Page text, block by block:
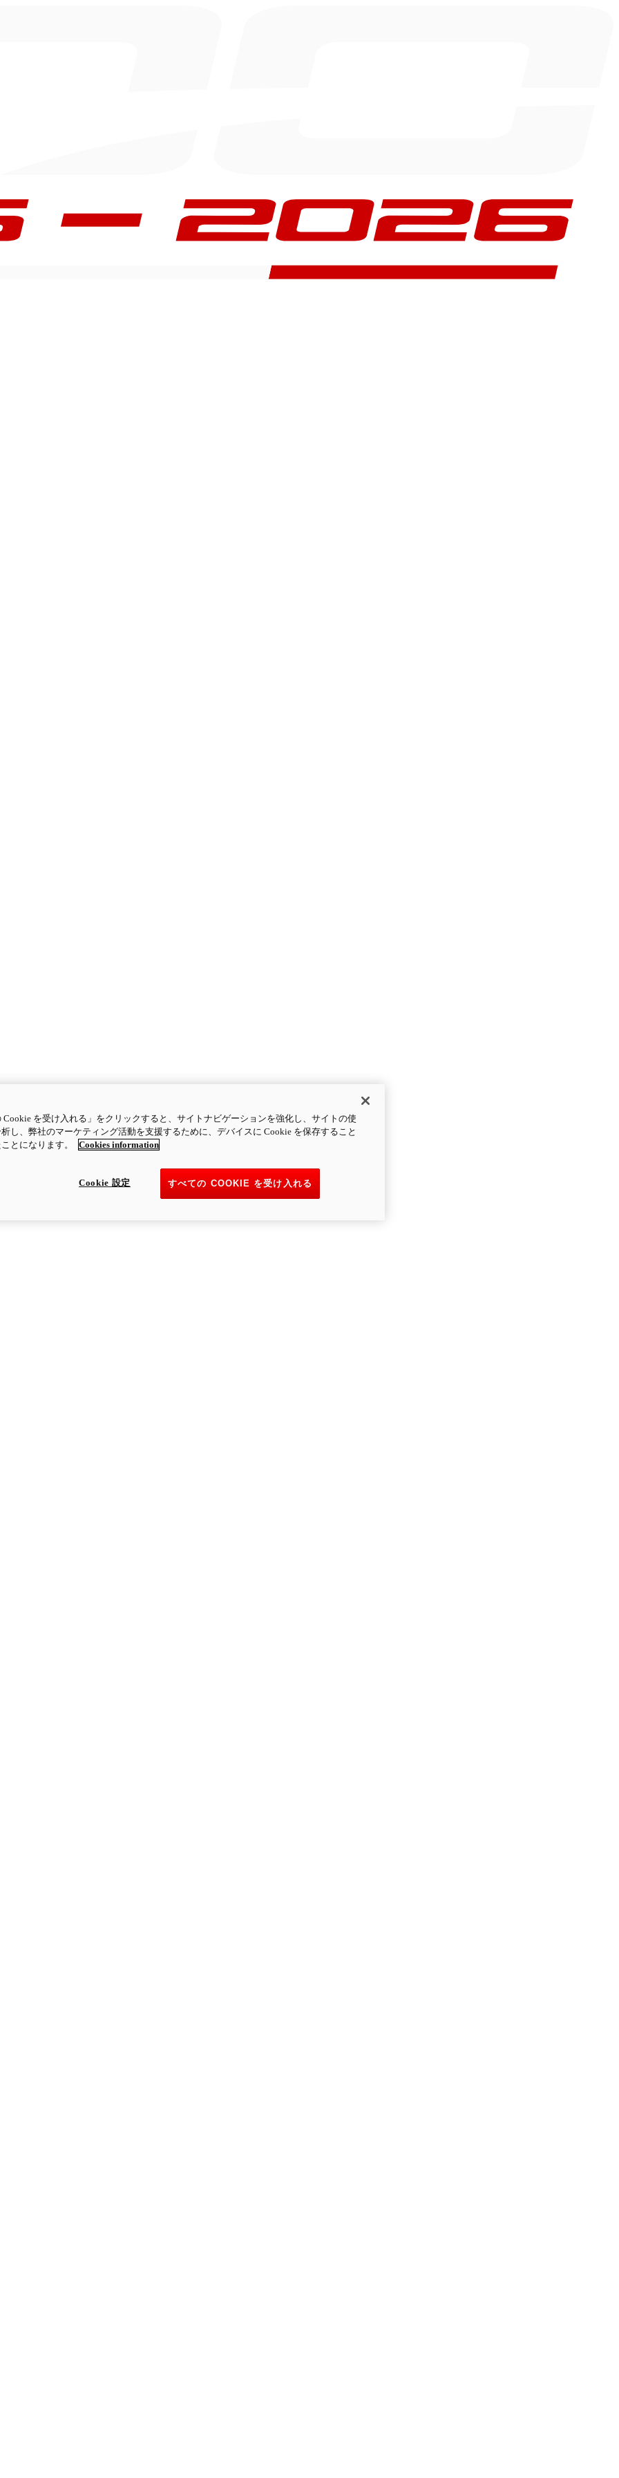
Cookie を受け入れる」をクリックすると、サイトナビゲーションを強化し、サイトの使
し、弊社のマーケティング活動を支援するために、デバイスに Cookie を保存すること
とになります。
Cookies information
すべての COOKIE を受け入れる
Cookie 設定